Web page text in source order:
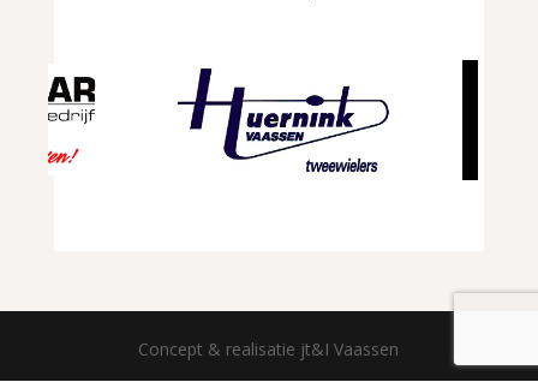
Concept & realisatie jt&I Vaassen